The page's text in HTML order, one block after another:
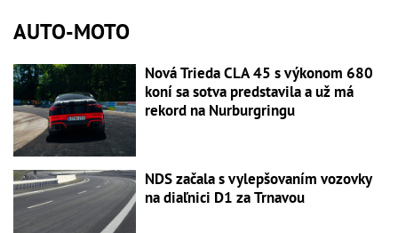
AUTO-MOTO
Nová Trieda CLA 45 s výkonom 680
koní sa sotva predstavila a už má
rekord na Nurburgringu
NDS začala s vylepšovaním vozovky
na diaľnici D1 za Trnavou